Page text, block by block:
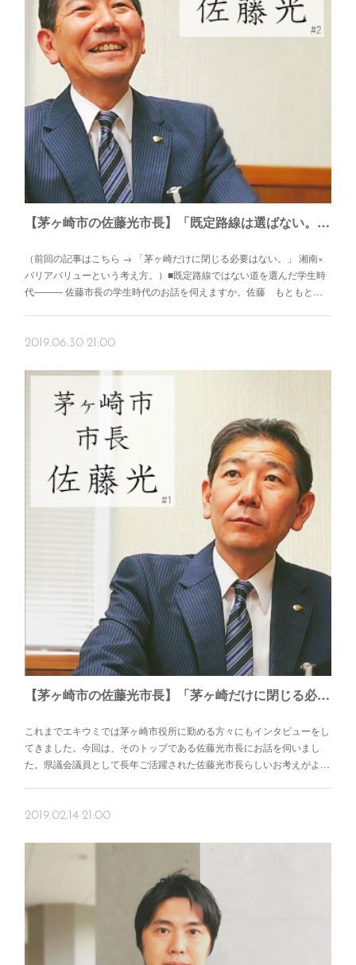
【茅ヶ崎市の佐藤光市長】「既定路線は選ばない。」茅ヶ崎市を改革する市長。
（前回の記事はこちら → 「茅ヶ崎だけに閉じる必要はない。」 湘南×
バリアバリューという考え方。）■既定路線ではない道を選んだ学生時
代――― 佐藤市長の学生時代のお話を伺えますか。佐藤 もともと…
2019.06.30 21:00
【茅ヶ崎市の佐藤光市長】「茅ヶ崎だけに閉じる必要はない。」 湘南×バリアバリューという考え方。
これまでエキウミでは茅ヶ崎市役所に勤める方々にもインタビューをし
てきました。今回は、そのトップである佐藤光市長にお話を伺いまし
た。県議会議員として長年ご活躍された佐藤光市長らしいお考えがよ…
2019.02.14 21:00